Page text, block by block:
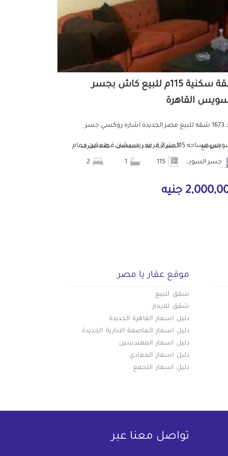
شقة سكنية 115م للبيع كاش بجسر
القاهرة
كود 1673 شقه للبيع مصر الجديده اشاره روكسي جسر
السويس مساحه 115 متر 2 غرفه ريسبشن قطعتين حمام الموقع
جسر السويس
المساحة عدد الحمامات عدد الغرف
جنيه
موقع عقار يا مصر
شقق للبيع
شقق للايجار
دليل اسعار القاهرة الجديدة
دليل اسعار العاصمة الادارية الجديدة
دليل اسعار المهندسين
دليل اسعار المعادي
دليل اسعار التجمع
تواصل معنا عبر